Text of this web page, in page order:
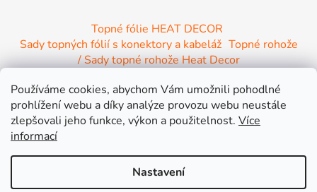
Používáme cookies, abychom Vám umožnili pohodlné
prohlížení webu a díky analýze provozu webu neustále
zlepšovali jeho funkce, výkon a použitelnost. Více
informací
Nastavení
Topné fólie HEAT DECOR
Sady topných fólií s konektory a kabeláž Topné rohože
/ Sady topné rohože Heat Decor
/ Instalační materiál / Topné Infrapanely
/ Relaxační lehátko NIRE s Infra ohřevem